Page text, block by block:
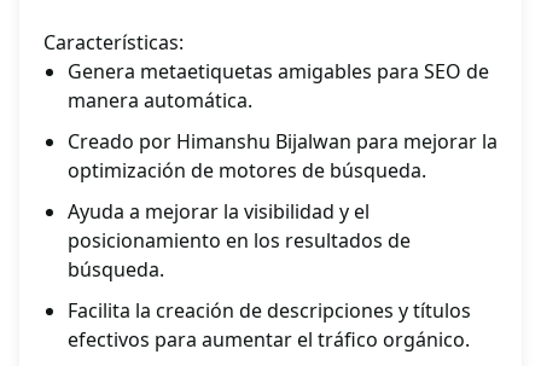
Características:
Genera metaetiquetas amigables para SEO de
manera automática.
Creado por Himanshu Bijalwan para mejorar la
optimización de motores de búsqueda.
Ayuda a mejorar la visibilidad y el
posicionamiento en los resultados de
búsqueda.
Facilita la creación de descripciones y títulos
efectivos para aumentar el tráfico orgánico.